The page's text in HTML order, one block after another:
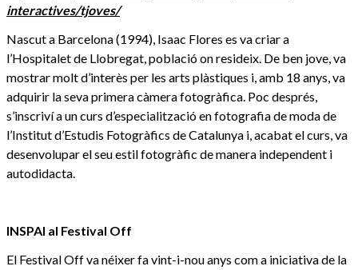
interactives/tjoves/
Nascut a Barcelona (1994), Isaac Flores es va criar a
l’Hospitalet de Llobregat, població on resideix. De ben jove, va
mostrar molt d’interès per les arts plàstiques i, amb 18 anys, va
adquirir la seva primera càmera fotogràfica. Poc després,
s’inscriví a un curs d’especialització en fotografia de moda de
l’Institut d’Estudis Fotogràfics de Catalunya i, acabat el curs, va
desenvolupar el seu estil fotogràfic de manera independent i
autodidacta.
INSPAI al Festival Off
El Festival Off va néixer fa vint-i-nou anys com a iniciativa de la